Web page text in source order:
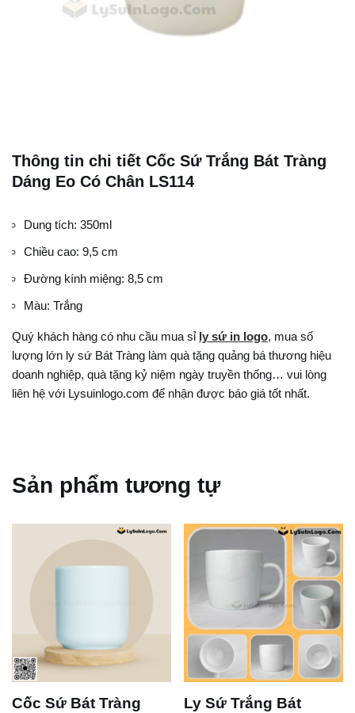
Thông tin chi tiết Cốc Sứ Trắng Bát Tràng
Dáng Eo Có Chân LS114
Dung tích: 350ml
Chiều cao: 9,5 cm
Đường kính miệng: 8,5 cm
Màu: Trắng
Quý khách hàng có nhu cầu mua sỉ ly sứ in logo, mua số
lượng lớn ly sứ Bát Tràng làm quà tặng quảng bá thương hiệu
doanh nghiệp, quà tặng kỷ niệm ngày truyền thống… vui lòng
liên hệ với Lysuinlogo.com để nhận được báo giá tốt nhất.
Sản phẩm tương tự
Cốc Sứ Bát Tràng
Ly Sứ Trắng Bát